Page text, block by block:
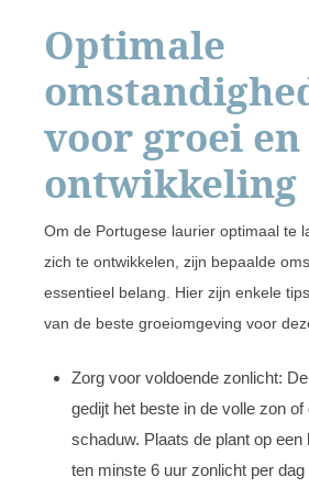
Optimale
voor groei en
ontwikkeling
Om de Portugese laurier optimaal te
zich te ontwikkelen, zijn bepaalde
essentieel belang. Hier zijn enkele
van de beste groeiomgeving voor
Zorg voor voldoende zonlicht:
gedijt het beste in de volle zon of
schaduw. Plaats de plant op een
ten minste 6 uur zonlicht per dag